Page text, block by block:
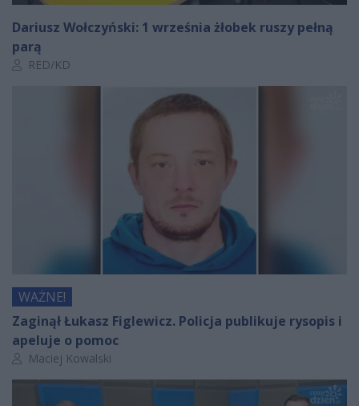
Dariusz Wołczyński: 1 września żłobek ruszy pełną
parą
Autor artykułu:
RED/KD
WAŻNE!
Zaginął Łukasz Figlewicz. Policja publikuje rysopis i
apeluje o pomoc
Autor artykułu:
Maciej Kowalski